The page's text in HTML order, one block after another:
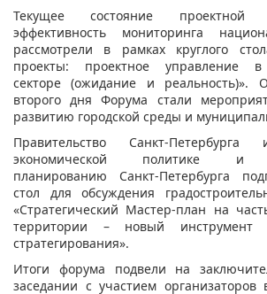
Текущее состояние проектной
эффективность мониторинга
рассмотрели в рамках круглого
проекты: проектное управление в
секторе (ожидание и реальность)».
второго дня Форума стали
развитию городской среды и
Правительство Санкт-
экономической политике и
планированию Санкт-Петербурга
стол для обсуждения
«Стратегический Мастер-план на
территории – новый инструмент
стратегирования».
Итоги форума подвели на
заседании с участием организаторов